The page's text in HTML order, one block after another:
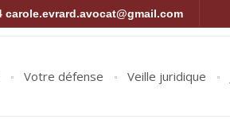
carole.evrard.avocat@gmail.com
Votre défense Veille juridique